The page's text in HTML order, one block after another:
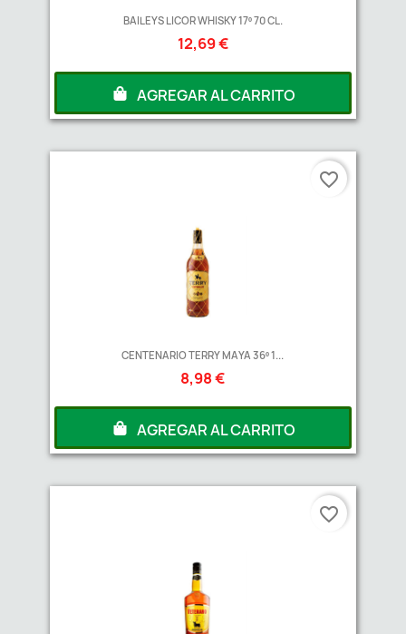
BAILEYS LICOR WHISKY 17º 70 CL.
12,69 €
AGREGAR AL CARRITO
CENTENARIO TERRY MAYA 36º 1...
8,98 €
AGREGAR AL CARRITO
favorite_border
favorite_border